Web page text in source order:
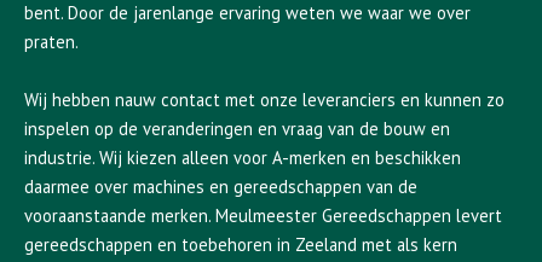
bent. Door de jarenlange ervaring weten we waar we over
praten.
Wij hebben nauw contact met onze leveranciers en kunnen zo
inspelen op de veranderingen en vraag van de bouw en
industrie. Wij kiezen alleen voor A-merken en beschikken
daarmee over machines en gereedschappen van de
vooraanstaande merken. Meulmeester Gereedschappen levert
gereedschappen en toebehoren in Zeeland met als kern